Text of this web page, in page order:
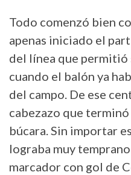
Todo comenzó bien
apenas iniciado el
del línea que permitió
cuando el balón ya
del campo. De ese
cabezazo que
búcara. Sin importar
lograba muy
marcador con gol de